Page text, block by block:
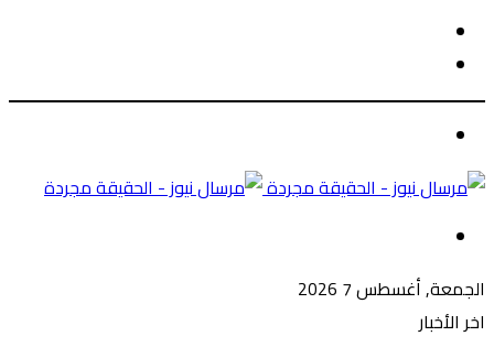
عن
الجمعة, أغسطس 7 2026
اخر الأخبار